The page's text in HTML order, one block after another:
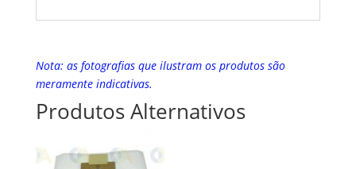
Nota: as fotografias que ilustram os produtos são
meramente indicativas.
Produtos Alternativos